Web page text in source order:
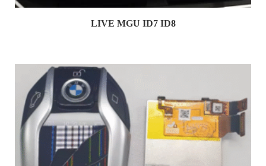
LIVE MGU ID7 ID8